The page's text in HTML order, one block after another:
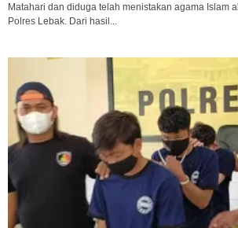
Matahari dan diduga telah menistakan agama Islam
Polres Lebak. Dari hasil...